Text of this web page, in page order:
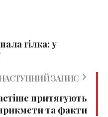
гілка: у
ЗАПИС
притягують
та факти